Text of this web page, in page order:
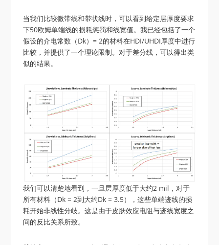
当我们比较微带线和带状线时，可以看到给定层厚度要求
下50欧姆单端线的损耗惩罚和线宽值。我已经包括了一个
假设的介电常数（Dk）= 2的材料在HDI/UHDI厚度中进行
比较，并提供了一个理论限制。对于差分线，可以得出类
似的结果。
我们可以清楚地看到，一旦层厚度低于大约2 mil，对于
所有材料（Dk = 2到大约Dk = 3.5），这些单端迹线的损
耗开始非线性分歧。这是由于皮肤效应电阻与迹线宽度之
间的反比关系所致。